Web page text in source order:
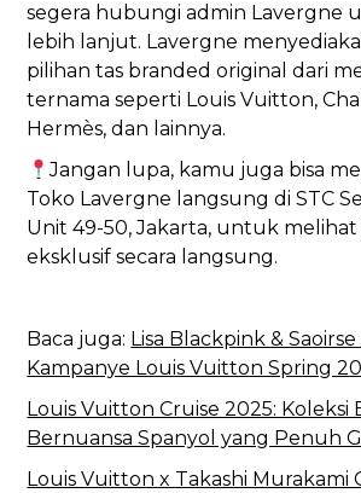
segera hubungi admin Lavergne
lebih lanjut. Lavergne
pilihan tas branded original dari
ternama seperti Louis Vuitton,
Hermès, dan lainnya.
Jangan lupa, kamu juga bisa
Toko Lavergne langsung di STC
Unit 49-50, Jakarta, untuk melihat
eksklusif secara langsung.
Baca juga: Lisa Blackpink &
Kampanye Louis Vuitton Spring
Louis Vuitton Cruise 2025: Koleksi
Bernuansa Spanyol yang Penuh
Louis Vuitton x Takashi Murakami